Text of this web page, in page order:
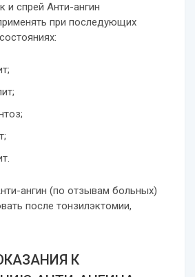
и спрей Анти-ангин
при последующих
ангин (по отзывам больных)
после тонзилэктомии,
К